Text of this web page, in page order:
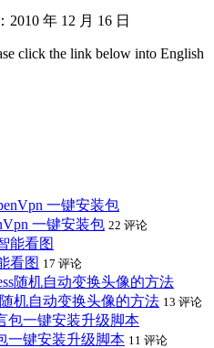
2010 年 12 月 16 日
click the link below into English
一键安装包 22 评论
看图 17 评论
机自动变换头像的方法 13 评论
一键安装升级脚本 11 评论